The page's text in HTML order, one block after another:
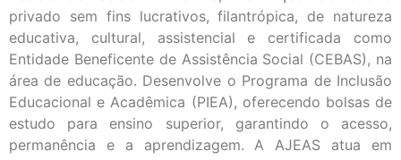
privado sem fins lucrativos, filantrópica, de natureza
educativa, cultural, assistencial e certificada como
Entidade Beneficente de Assistência Social (CEBAS), na
área de educação. Desenvolve o Programa de Inclusão
Educacional e Acadêmica (PIEA), oferecendo bolsas de
estudo para ensino superior, garantindo o acesso,
permanência e a aprendizagem. A AJEAS atua em